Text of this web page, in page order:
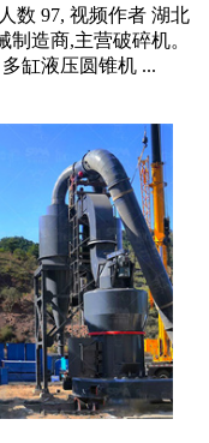
数 97, 视频作者 湖北
造商,主营破碎机。
缸液压圆锥机 ...